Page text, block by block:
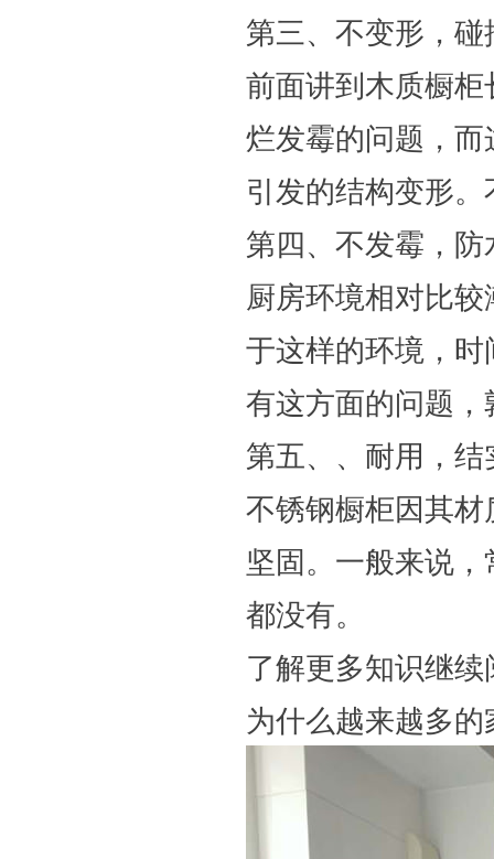
第三、不变形，
前面讲到木质橱
烂发霉的问题，
引发的结构变形
第四、不发霉，
厨房环境相对比
于这样的环境，
有这方面的问题
第五、、耐用，
不锈钢橱柜因其
坚固。一般来说
都没有。
了解更多知识继续
为什么越来越多